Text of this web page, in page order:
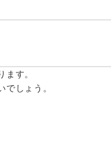
す。
しょう。